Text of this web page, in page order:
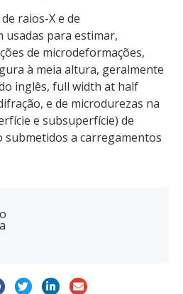
raios-X e de
usadas para estimar,
de microdeformações,
à meia altura, geralmente
inglês, full width at half
e de microdurezas na
e subsuperfície) de
submetidos a carregamentos